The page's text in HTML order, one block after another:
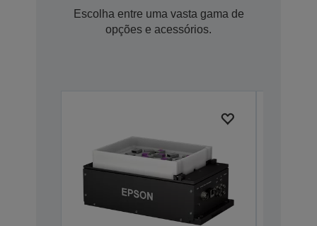
Escolha entre uma vasta gama de
opções e acessórios.